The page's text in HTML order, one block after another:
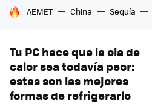
HOY SE HABLA DE
AEMET China Sequía
Tu PC hace que la ola de
calor sea todavía peor:
estas son las mejores
formas de refrigerarlo